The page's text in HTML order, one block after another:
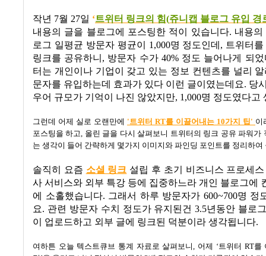
작년 7월 27일 ‘트위터 링크의 힘(쥬니캡 블로그 유입 경
내용의 글을 블로그에 포스팅한 적이 있습니다. 내용
로그 일평균 방문자 평균이
1,000명 정도인데 , 트위터
링크를 공유하니 , 방문자 수가40% 정도 늘어나게 되었
터는 개인이나 기업이 갖고 있는 정보 컨텐츠를 널리
문자를 유입하는데 효과가 있다 이런 글이였는데요. 당
우어 규모가 기억이 나진 않았지만, 1,000명 정도였다고
그런데 어제 실로 오랜만에 '트위터 RT를 이끌어내는 10가지 팁' 이
포스팅을 하고, 올린 글을 다시 살펴보니 트위터의 링크 공유 파워가
는 생각이 들어 간략하게 몇가지 이미지와 파인딩 포인트를 정리하여
솔직히 요즘 소셜 링크 설립 후 초기 비즈니스 프로세
사 서비스와 외부 특강 등에 집중하느라 개인 블로그에
에 소홀했습니다. 그래서 하루 방문자가 600~700명 정
요. 관련 방문자 수치 정도가 유지된건3.5년동안 블로
이 업로드하고 외부 글에 링크된 덕분이라 생각됩니다.
여하튼 오늘 텍스트큐브 통계 자료로 살펴보니, 어제 ‘트위터 RT를